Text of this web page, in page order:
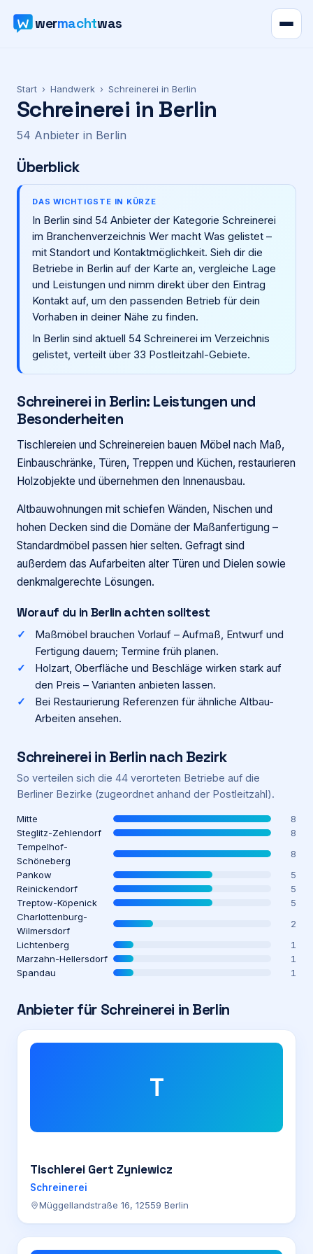
wermachtwas
Karte
Ratgeber
Werbung
Preise
Für Firmen
Login
Firma eintragen
Start › Handwerk › Schreinerei in Berlin
Schreinerei in Berlin
54 Anbieter in Berlin
Überblick
DAS WICHTIGSTE IN KÜRZE
In Berlin sind 54 Anbieter der Kategorie Schreinerei
im Branchenverzeichnis Wer macht Was gelistet –
mit Standort und Kontaktmöglichkeit. Sieh dir die
Betriebe in Berlin auf der Karte an, vergleiche Lage
und Leistungen und nimm direkt über den Eintrag
Kontakt auf, um den passenden Betrieb für dein
Vorhaben in deiner Nähe zu finden.
In Berlin sind aktuell 54 Schreinerei im Verzeichnis
gelistet, verteilt über 33 Postleitzahl-Gebiete.
Schreinerei in Berlin: Leistungen und
Besonderheiten
Tischlereien und Schreinereien bauen Möbel nach Maß,
Einbauschränke, Türen, Treppen und Küchen, restaurieren
Holzobjekte und übernehmen den Innenausbau.
Altbauwohnungen mit schiefen Wänden, Nischen und
hohen Decken sind die Domäne der Maßanfertigung –
Standardmöbel passen hier selten. Gefragt sind
außerdem das Aufarbeiten alter Türen und Dielen sowie
denkmalgerechte Lösungen.
Worauf du inBerlinachten solltest
Maßmöbel brauchen Vorlauf – Aufmaß, Entwurf und
Fertigung dauern; Termine früh planen.
Holzart, Oberfläche und Beschläge wirken stark auf
den Preis – Varianten anbieten lassen.
Bei Restaurierung Referenzen für ähnliche Altbau-
Arbeiten ansehen.
Schreinerei in Berlin nach Bezirk
So verteilen sich die 44 verorteten Betriebe auf die
Berliner Bezirke (zugeordnet anhand der Postleitzahl).
Mitte
8
Steglitz-Zehlendorf
8
Tempelhof-
Schöneberg
8
Pankow
5
Reinickendorf
5
Treptow-Köpenick
5
Charlottenburg-
Wilmersdorf
2
Lichtenberg
1
Marzahn-Hellersdorf
1
Spandau
1
Anbieter für Schreinerei in Berlin
T
Tischlerei Gert Zyniewicz
Schreinerei
Müggellandstraße 16, 12559 Berlin